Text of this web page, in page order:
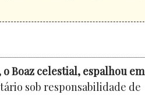
Boaz celestial, espalhou em
sob responsabilidade de